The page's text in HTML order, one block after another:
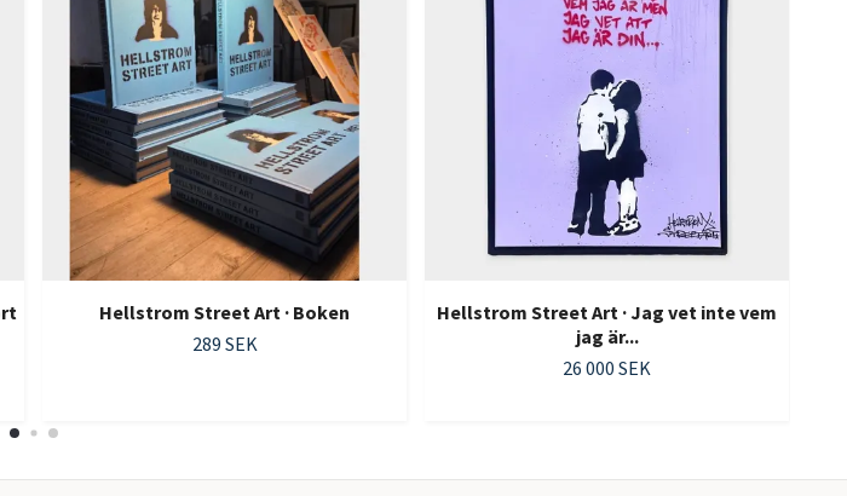
Hellstrom Street Art · Boken
289 SEK
Hellstrom Street Art · Jag vet inte vem
jag är...
26 000 SEK